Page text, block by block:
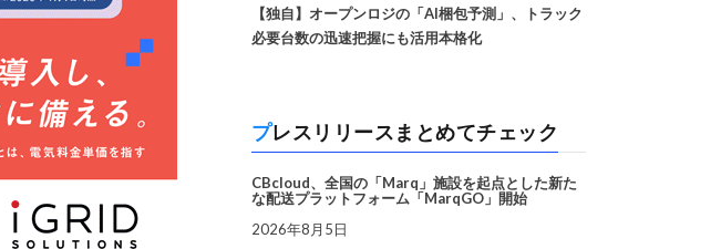
【独自】オープンロジの「AI梱包予測」、トラック
必要台数の迅速把握にも活用本格化
プレスリリースまとめてチェック
CBcloud、全国の「Marq」施設を起点とした新た
な配送プラットフォーム「MarqGO」開始
2026年8月5日